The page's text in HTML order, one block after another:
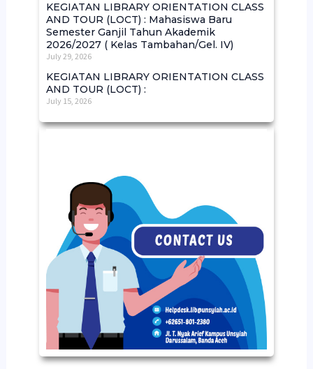
KEGIATAN LIBRARY ORIENTATION CLASS
AND TOUR (LOCT) : Mahasiswa Baru
Semester Ganjil Tahun Akademik
2026/2027 ( Kelas Tambahan/Gel. IV)
July 29, 2026
KEGIATAN LIBRARY ORIENTATION CLASS
AND TOUR (LOCT) :
July 15, 2026